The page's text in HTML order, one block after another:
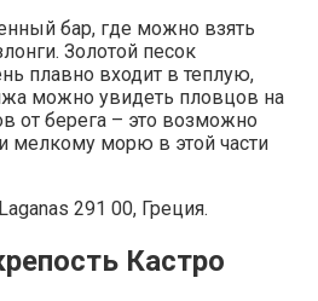
бар, где можно взять
Золотой песок
плавно входит в теплую,
можно увидеть пловцов на
от берега – это возможно
мелкому морю в этой части
291 00, Греция.
Кастро